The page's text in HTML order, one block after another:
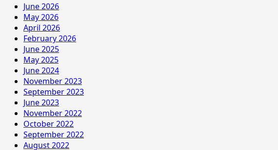
June 2026
May 2026
April 2026
February 2026
June 2025
May 2025
June 2024
November 2023
September 2023
June 2023
November 2022
October 2022
September 2022
August 2022